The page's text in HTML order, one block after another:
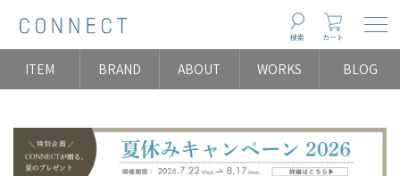
検索 カート
ITEM BRAND ABOUT WORKS BLOG